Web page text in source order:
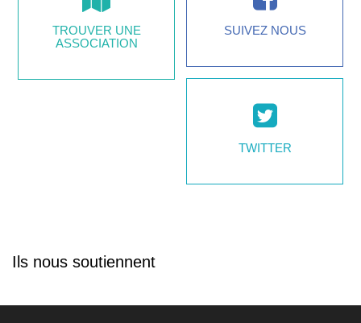
TROUVER UNE
ASSOCIATION
SUIVEZ NOUS
TWITTER
Ils nous soutiennent